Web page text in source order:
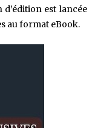
est lancée
au format eBook.